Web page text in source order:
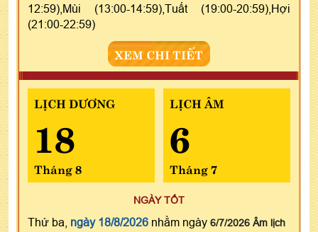
12:59),Mùi (13:00-14:59),Tuất (19:00-20:59),Hợi
(21:00-22:59)
XEM CHI TIẾT
LỊCH DƯƠNG
18
Tháng 8
LỊCH ÂM
6
Tháng 7
NGÀY TỐT
Thứ ba, ngày 18/8/2026 nhằm ngày 6/7/2026 Âm lịch